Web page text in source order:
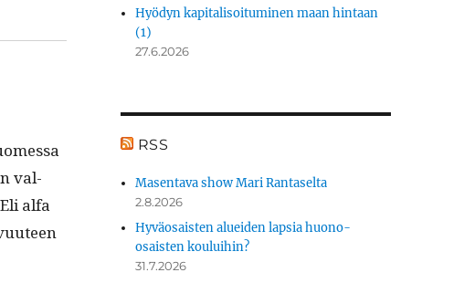
val­
alfa
Hyödyn kapitalisoituminen maan hintaan
(1)
27.6.2026
RSS
Masentava show Mari Rantaselta
2.8.2026
Hyväosaisten alueiden lapsia huono-
osaisten kouluihin?
31.7.2026